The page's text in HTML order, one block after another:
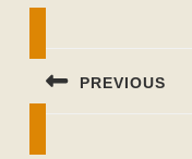
PREVIOUS